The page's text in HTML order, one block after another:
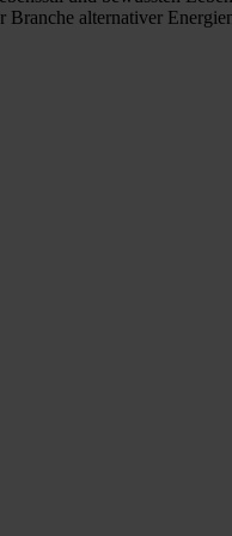
Branche alternativer